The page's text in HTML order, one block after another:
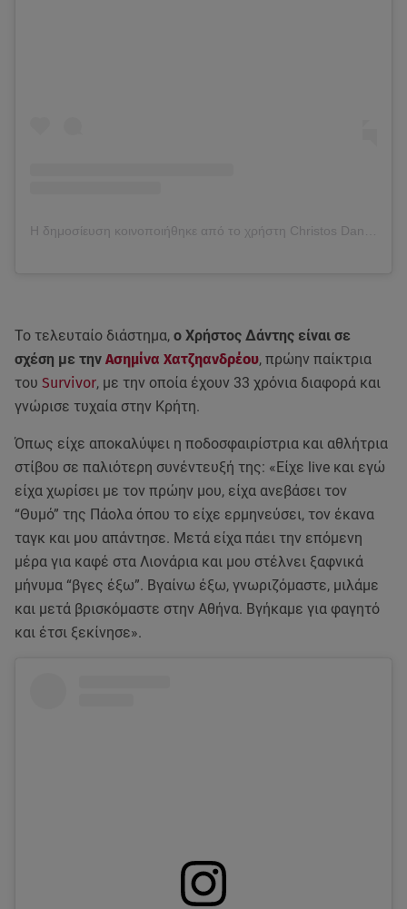
Το τελευταίο διάστημα, ο Χρήστος Δάντης είναι σε
σχέση με την Ασημίνα Χατζηανδρέου, πρώην παίκτρια
του Survivor, με την οποία έχουν 33 χρόνια διαφορά και
γνώρισε τυχαία στην Κρήτη.
Όπως είχε αποκαλύψει η ποδοσφαιρίστρια και αθλήτρια
στίβου σε παλιότερη συνέντευξή της: «Είχε live και εγώ
είχα χωρίσει με τον πρώην μου, είχα ανεβάσει τον
“Θυμό” της Πάολα όπου το είχε ερμηνεύσει, τον έκανα
ταγκ και μου απάντησε. Μετά είχα πάει την επόμενη
μέρα για καφέ στα Λιονάρια και μου στέλνει ξαφνικά
μήνυμα “βγες έξω”. Βγαίνω έξω, γνωριζόμαστε, μιλάμε
και μετά βρισκόμαστε στην Αθήνα. Βγήκαμε για φαγητό
και έτσι ξεκίνησε».